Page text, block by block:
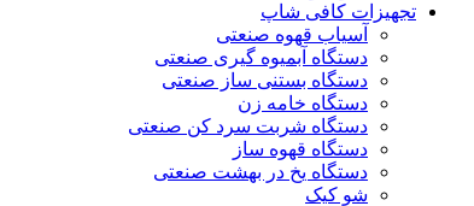
تجهیزات کافی شاپ
آسیاب قهوه صنعتی
دستگاه آبمیوه گیری صنعتی
دستگاه بستنی ساز صنعتی
دستگاه خامه زن
دستگاه شربت سرد کن صنعتی
دستگاه قهوه ساز
دستگاه یخ در بهشت صنعتی
شو کیک